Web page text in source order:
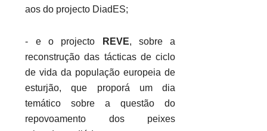
aos do projecto DiadES;
- e o projecto REVE, sobre a
reconstrução das tácticas de ciclo
de vida da população europeia de
esturjão, que proporá um dia
temático sobre a questão do
repovoamento dos peixes